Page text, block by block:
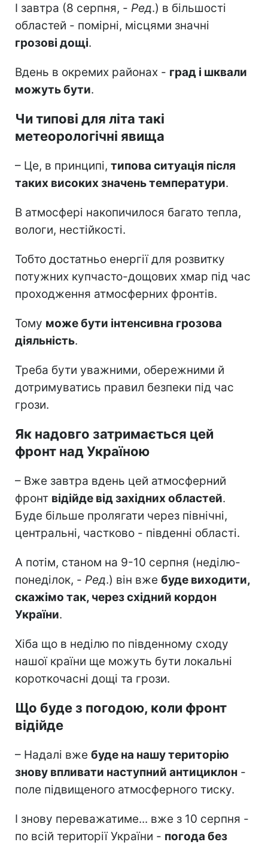
І завтра (8 серпня, - Ред.) в більшості
областей - помірні, місцями значні
грозові дощі.
Вдень в окремих районах - град і шквали
можуть бути.
Чи типові для літа такі
метеорологічні явища
– Це, в принципі, типова ситуація після
таких високих значень температури.
В атмосфері накопичилося багато тепла,
вологи, нестійкості.
Тобто достатньо енергії для розвитку
потужних купчасто-дощових хмар під час
проходження атмосферних фронтів.
Тому може бути інтенсивна грозова
діяльність.
Треба бути уважними, обережними й
дотримуватись правил безпеки під час
грози.
Як надовго затримається цей
фронт над Україною
– Вже завтра вдень цей атмосферний
фронт відійде від західних областей.
Буде більше пролягати через північні,
центральні, частково - південні області.
А потім, станом на 9-10 серпня (неділю-
понеділок, - Ред.) він вже буде виходити,
скажімо так, через східний кордон
України.
Хіба що в неділю по південному сходу
нашої країни ще можуть бути локальні
короткочасні дощі та грози.
Що буде з погодою, коли фронт
відійде
– Надалі вже буде на нашу територію
знову впливати наступний антициклон -
поле підвищеного атмосферного тиску.
І знову переважатиме... вже з 10 серпня -
по всій території України - погода без